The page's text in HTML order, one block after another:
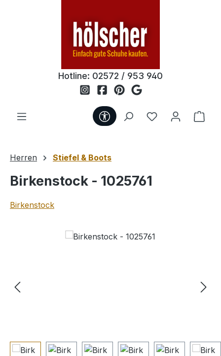
Hotline: 02572 / 953 940
Werkzeugleiste anzeigen
Du hast 0
Herren Stiefel & Boots
Birkenstock - 1025761
Birkenstock
Bildergalerie überspringen